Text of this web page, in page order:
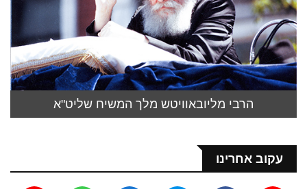
הרבי מליובאוויטש מלך המשיח שליט"א
עקוב אחרינו